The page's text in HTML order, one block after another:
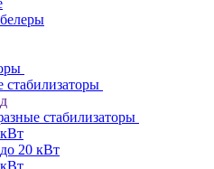
стабилизаторы
20 кВт